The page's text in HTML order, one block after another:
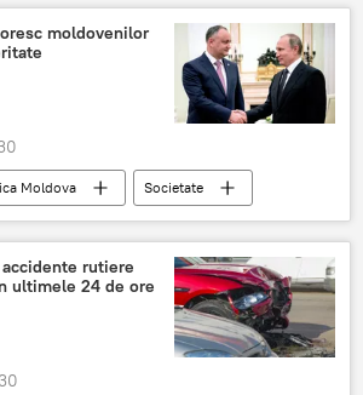
moldovenilor
Moldova
Societate
felicitare
rutiere
ultimele 24 de ore